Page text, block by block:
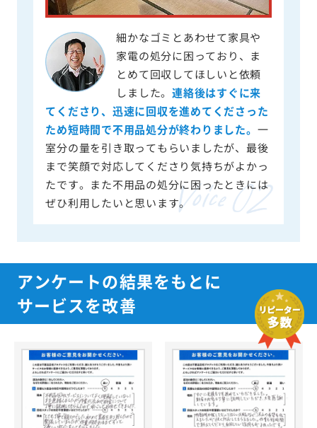
細かなゴミとあわせて家具や
家電の処分に困っており、ま
とめて回収してほしいと依頼
しました。連絡後はすぐに来
てくださり、迅速に回収を進めてくださった
ため短時間で不用品処分が終わりました。 一
室分の量を引き取ってもらいましたが、最後
まで笑顔で対応してくださり気持ちがよかっ
たです。また不用品の処分に困ったときには
ぜひ利用したいと思います。
アンケートの結果をもとに
サービスを改善